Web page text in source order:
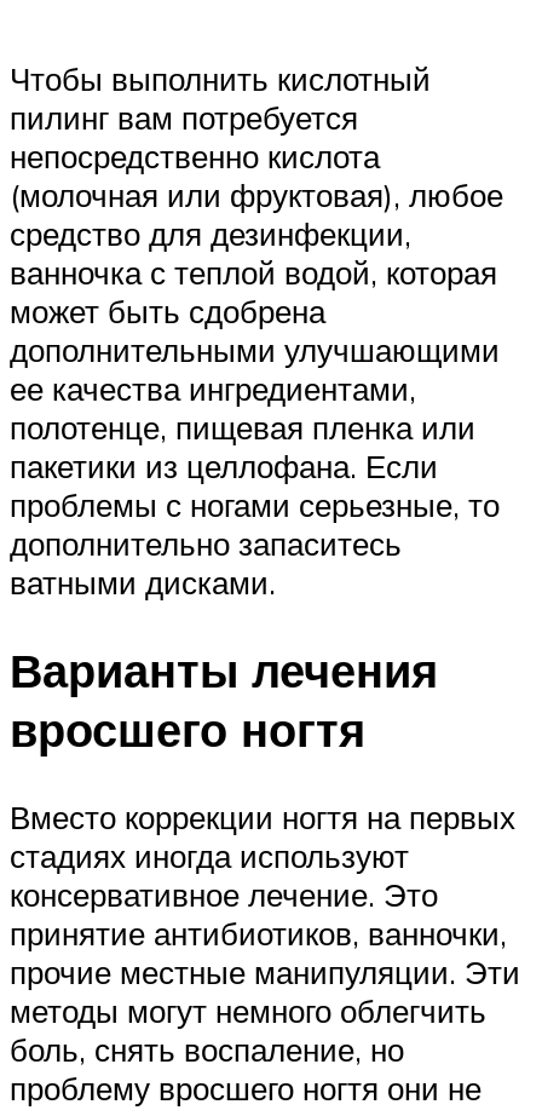
Чтобы выполнить кислотный
пилинг вам потребуется
непосредственно кислота
(молочная или фруктовая), любое
средство для дезинфекции,
ванночка с теплой водой, которая
может быть сдобрена
дополнительными улучшающими
ее качества ингредиентами,
полотенце, пищевая пленка или
пакетики из целлофана. Если
проблемы с ногами серьезные, то
дополнительно запаситесь
ватными дисками.
Варианты лечения
вросшего ногтя
Вместо коррекции ногтя на первых
стадиях иногда используют
консервативное лечение. Это
принятие антибиотиков, ванночки,
прочие местные манипуляции. Эти
методы могут немного облегчить
боль, снять воспаление, но
проблему вросшего ногтя они не